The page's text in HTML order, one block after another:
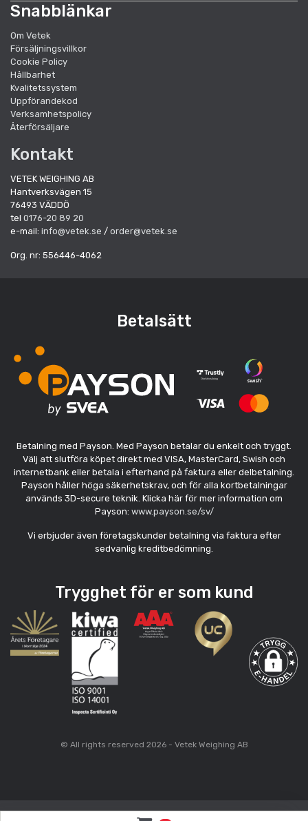
Snabblänkar
Om Vetek
Försäljningsvillkor
Cookie Policy
Hållbarhet
Kvalitetssystem
Uppförandekod
Verksamhetspolicy
Återförsäljare
Kontakt
VETEK WEIGHING AB
Hantverksvägen 15
76493 VÄDDÖ
tel 0176-20 89 20
e-mail: info@vetek.se / order@vetek.se
Org. nr: 556446-4062
Betalsätt
Betalning med Payson. Med Payson betalar du enkelt och tryggt.
Välj att slutföra köpet direkt med VISA, MasterCard, Swish och
internetbank eller betala i efterhand på faktura eller delbetalning.
Payson håller höga säkerhetskrav, och för alla kortbetalningar
används 3D-secure teknik. Klicka här för mer information om
Payson: www.payson.se/sv/
Vi erbjuder även företagskunder betalning via faktura efter
sedvanlig kreditbedömning.
Trygghet för er som kund
© All rights reserved 2026 - Vetek Weighing AB